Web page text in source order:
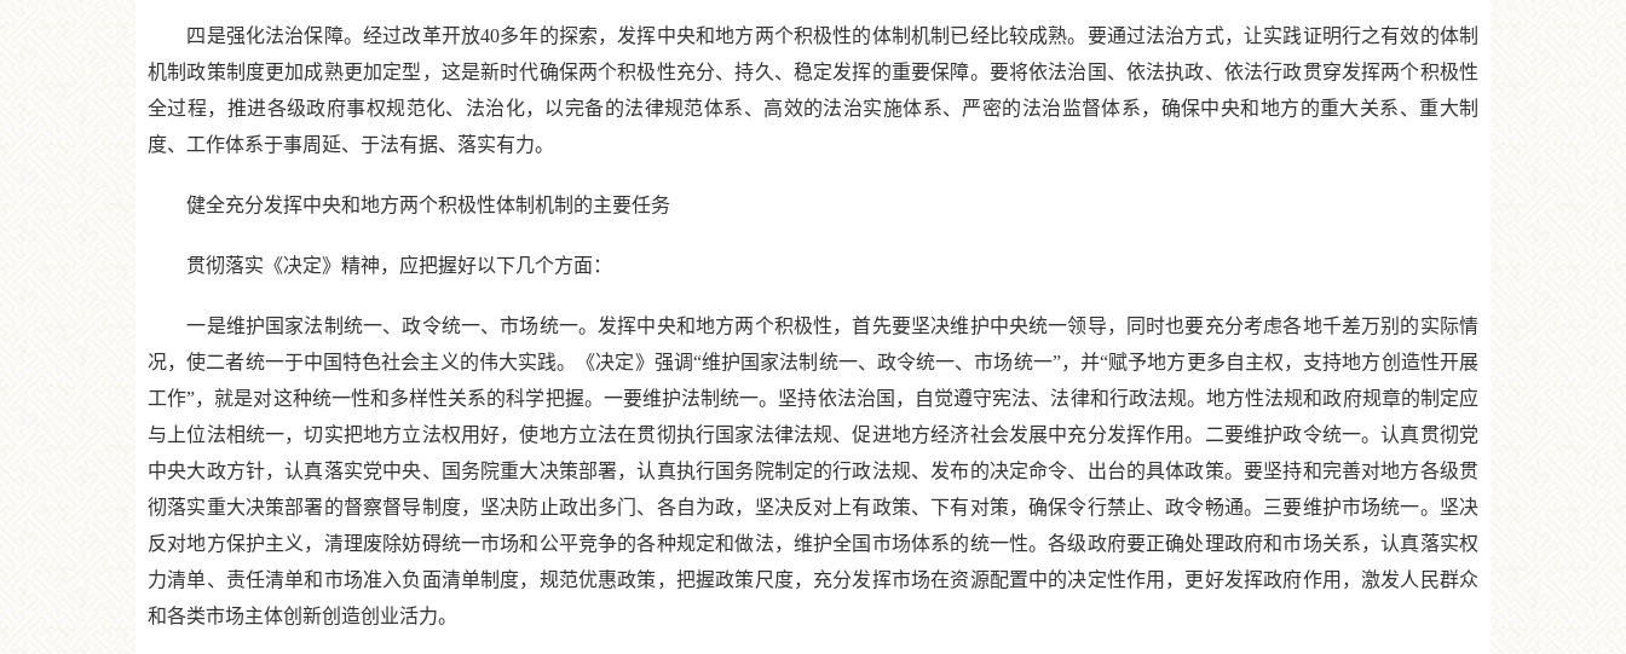
四是强化法治保障。经过改革开放40多年的探索，发挥中央和地方两个积极性的体制机制已经比较成熟。要通过法治方式，让实践证明行之有效的体制
机制政策制度更加成熟更加定型，这是新时代确保两个积极性充分、持久、稳定发挥的重要保障。要将依法治国、依法执政、依法行政贯穿发挥两个积极性
全过程，推进各级政府事权规范化、法治化，以完备的法律规范体系、高效的法治实施体系、严密的法治监督体系，确保中央和地方的重大关系、重大制
度、工作体系于事周延、于法有据、落实有力。
健全充分发挥中央和地方两个积极性体制机制的主要任务
贯彻落实《决定》精神，应把握好以下几个方面：
一是维护国家法制统一、政令统一、市场统一。发挥中央和地方两个积极性，首先要坚决维护中央统一领导，同时也要充分考虑各地千差万别的实际情
况，使二者统一于中国特色社会主义的伟大实践。《决定》强调“维护国家法制统一、政令统一、市场统一”，并“赋予地方更多自主权，支持地方创造性开展
工作”，就是对这种统一性和多样性关系的科学把握。一要维护法制统一。坚持依法治国，自觉遵守宪法、法律和行政法规。地方性法规和政府规章的制定应
与上位法相统一，切实把地方立法权用好，使地方立法在贯彻执行国家法律法规、促进地方经济社会发展中充分发挥作用。二要维护政令统一。认真贯彻党
中央大政方针，认真落实党中央、国务院重大决策部署，认真执行国务院制定的行政法规、发布的决定命令、出台的具体政策。要坚持和完善对地方各级贯
彻落实重大决策部署的督察督导制度，坚决防止政出多门、各自为政，坚决反对上有政策、下有对策，确保令行禁止、政令畅通。三要维护市场统一。坚决
反对地方保护主义，清理废除妨碍统一市场和公平竞争的各种规定和做法，维护全国市场体系的统一性。各级政府要正确处理政府和市场关系，认真落实权
力清单、责任清单和市场准入负面清单制度，规范优惠政策，把握政策尺度，充分发挥市场在资源配置中的决定性作用，更好发挥政府作用，激发人民群众
和各类市场主体创新创造创业活力。